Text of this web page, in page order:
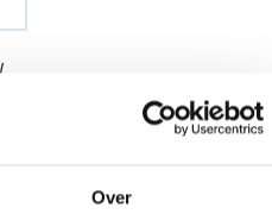
Over
€ 116,94excl BTW